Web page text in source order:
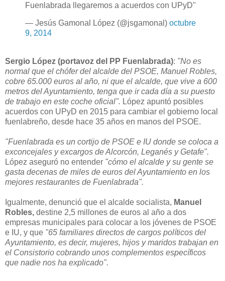
Fuenlabrada llegaremos a acuerdos con UPyD"
— Jesús Gamonal López (@jsgamonal) octubre
9, 2014
Sergio López (portavoz del PP Fuenlabrada): "No es
normal que el chófer del alcalde del PSOE, Manuel Robles,
cobre 65.000 euros al año, ni que el alcalde, que vive a 600
metros del Ayuntamiento, tenga que ir cada día a su puesto
de trabajo en este coche oficial". López apuntó posibles
acuerdos con UPyD en 2015 para cambiar el gobierno local
fuenlabreño, desde hace 35 años en manos del PSOE.
"Fuenlabrada es un cortijo de PSOE e IU donde se coloca a
exconcejales y excargos de Alcorcón, Leganés y Getafe".
López aseguró no entender "cómo el alcalde y su gente se
gasta decenas de miles de euros del Ayuntamiento en los
mejores restaurantes de Fuenlabrada".
Igualmente, denunció que el alcalde socialista, Manuel
Robles, destine 2,5 millones de euros al año a dos
empresas municipales para colocar a los jóvenes de PSOE
e IU, y que "65 familiares directos de cargos políticos del
Ayuntamiento, es decir, mujeres, hijos y maridos trabajan en
el Consistorio cobrando unos complementos específicos
que nadie nos ha explicado".